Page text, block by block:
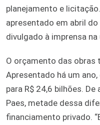
planejamento e
apresentado em abril
divulgado à imprensa
O orçamento das obras
Apresentado há um
para R$ 24,6 bilhões.
Paes, metade dessa
financiamento privado.